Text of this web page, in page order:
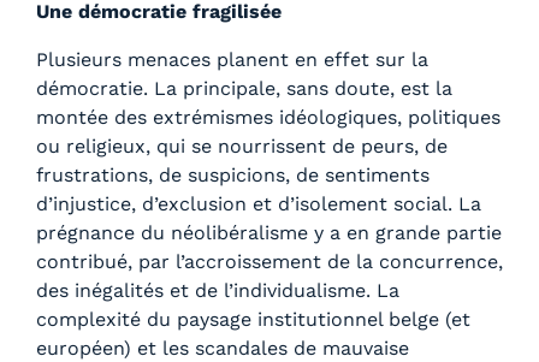
Une démocratie fragilisée
Plusieurs menaces planent en effet sur la
démocratie. La principale, sans doute, est la
montée des extrémismes idéologiques, politiques
ou religieux, qui se nourrissent de peurs, de
frustrations, de suspicions, de sentiments
d’injustice, d’exclusion et d’isolement social. La
prégnance du néolibéralisme y a en grande partie
contribué, par l’accroissement de la concurrence,
des inégalités et de l’individualisme. La
complexité du paysage institutionnel belge (et
européen) et les scandales de mauvaise